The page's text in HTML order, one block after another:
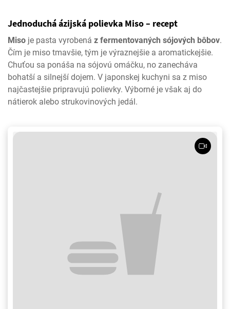
Jednoduchá ázijská polievka Miso – recept
Miso je pasta vyrobená z fermentovaných sójových bôbov.
Čím je miso tmavšie, tým je výraznejšie a aromatickejšie.
Chuťou sa ponáša na sójovú omáčku, no zanecháva
bohatší a silnejší dojem. V japonskej kuchyni sa z miso
najčastejšie pripravujú polievky. Výborné je však aj do
nátierok alebo strukovinových jedál.